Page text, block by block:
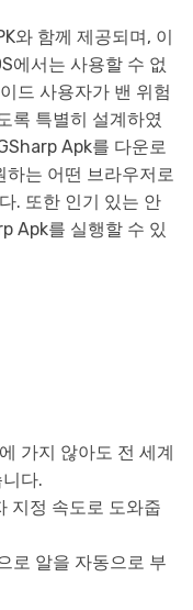
와 함께 제공되며, 이
에서는 사용할 수 없
드 사용자가 밴 위험
록 특별히 설계하였
Apk를 다운로
하는 어떤 브라우저로
. 또한 인기 있는 안
Apk를 실행할 수 있
가지 않아도 전 세계
다.
지정 속도로 도와줍
로 알을 자동으로 부